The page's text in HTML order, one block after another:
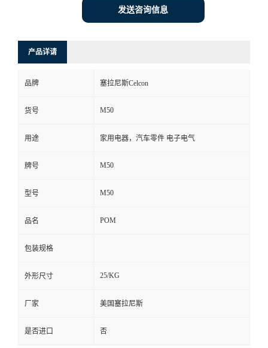
发送咨询信息
产品详请
品牌 塞拉尼斯Celcon
货号 M50
用途 家用电器，汽车零件 电子电气
牌号 M50
型号 M50
品名 POM
包装规格
外形尺寸 25/KG
厂家 美国塞拉尼斯
是否进口 否